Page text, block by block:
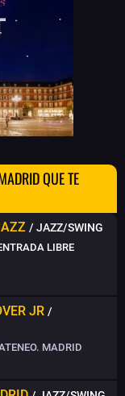
QUE TE
/ JAZZ/SWING
LIBRE
JR /
MADRID